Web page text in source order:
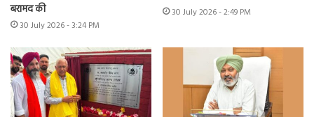
बरामद की
30 July 2026 - 3:24 PM
30 July 2026 - 2:49 PM